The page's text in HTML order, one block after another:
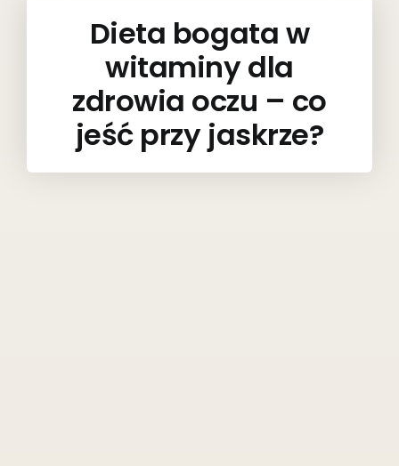
Dieta bogata w
witaminy dla
zdrowia oczu – co
jeść przy jaskrze?